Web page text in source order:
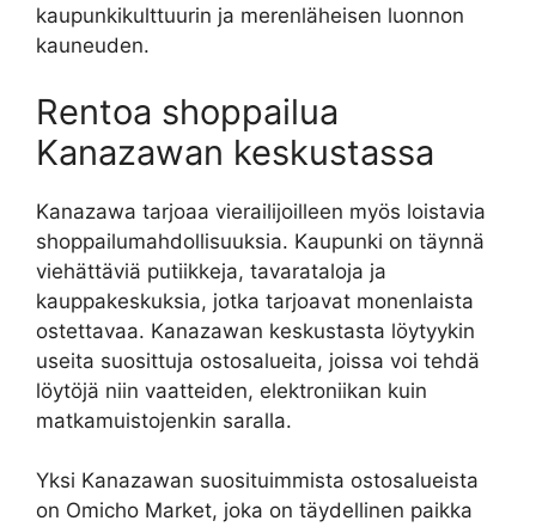
kaupunkikulttuurin ja merenläheisen luonnon
kauneuden.
Rentoa shoppailua
Kanazawan keskustassa
Kanazawa tarjoaa vierailijoilleen myös loistavia
shoppailumahdollisuuksia. Kaupunki on täynnä
viehättäviä putiikkeja, tavarataloja ja
kauppakeskuksia, jotka tarjoavat monenlaista
ostettavaa. Kanazawan keskustasta löytyykin
useita suosittuja ostosalueita, joissa voi tehdä
löytöjä niin vaatteiden, elektroniikan kuin
matkamuistojenkin saralla.
Yksi Kanazawan suosituimmista ostosalueista
on Omicho Market, joka on täydellinen paikka